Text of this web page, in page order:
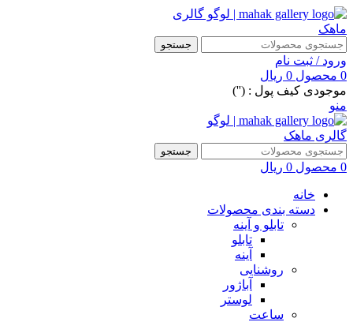
جستجو
ورود / ثبت نام
0 محصول 0 ریال
موجودی کیف پول : ('')
منو
جستجو
0 محصول 0 ریال
خانه
دسته بندی محصولات
تابلو و آینه
تابلو
آینه
روشنایی
آباژور
لوستر
ساعت